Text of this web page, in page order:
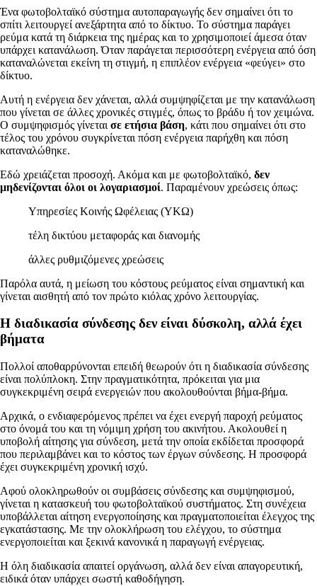
Ένα φωτοβολταϊκό σύστημα αυτοπαραγωγής δεν σημαίνει ότι το
σπίτι λειτουργεί ανεξάρτητα από το δίκτυο. Το σύστημα παράγει
ρεύμα κατά τη διάρκεια της ημέρας και το χρησιμοποιεί άμεσα όταν
υπάρχει κατανάλωση. Όταν παράγεται περισσότερη ενέργεια από όση
καταναλώνεται εκείνη τη στιγμή, η επιπλέον ενέργεια «φεύγει» στο
δίκτυο.
Αυτή η ενέργεια δεν χάνεται, αλλά συμψηφίζεται με την κατανάλωση
που γίνεται σε άλλες χρονικές στιγμές, όπως το βράδυ ή τον χειμώνα.
Ο συμψηφισμός γίνεται σε ετήσια βάση, κάτι που σημαίνει ότι στο
τέλος του χρόνου συγκρίνεται πόση ενέργεια παρήχθη και πόση
καταναλώθηκε.
Εδώ χρειάζεται προσοχή. Ακόμα και με φωτοβολταϊκό, δεν
μηδενίζονται όλοι οι λογαριασμοί. Παραμένουν χρεώσεις όπως:
Υπηρεσίες Κοινής Ωφέλειας (ΥΚΩ)
τέλη δικτύου μεταφοράς και διανομής
άλλες ρυθμιζόμενες χρεώσεις
Παρόλα αυτά, η μείωση του κόστους ρεύματος είναι σημαντική και
γίνεται αισθητή από τον πρώτο κιόλας χρόνο λειτουργίας.
Η διαδικασία σύνδεσης δεν είναι δύσκολη, αλλά έχει
βήματα
Πολλοί αποθαρρύνονται επειδή θεωρούν ότι η διαδικασία σύνδεσης
είναι πολύπλοκη. Στην πραγματικότητα, πρόκειται για μια
συγκεκριμένη σειρά ενεργειών που ακολουθούνται βήμα-βήμα.
Αρχικά, ο ενδιαφερόμενος πρέπει να έχει ενεργή παροχή ρεύματος
στο όνομά του και τη νόμιμη χρήση του ακινήτου. Ακολουθεί η
υποβολή αίτησης για σύνδεση, μετά την οποία εκδίδεται προσφορά
που περιλαμβάνει και το κόστος των έργων σύνδεσης. Η προσφορά
έχει συγκεκριμένη χρονική ισχύ.
Αφού ολοκληρωθούν οι συμβάσεις σύνδεσης και συμψηφισμού,
γίνεται η κατασκευή του φωτοβολταϊκού συστήματος. Στη συνέχεια
υποβάλλεται αίτηση ενεργοποίησης και πραγματοποιείται έλεγχος της
εγκατάστασης. Με την ολοκλήρωση του ελέγχου, το σύστημα
ενεργοποιείται και ξεκινά κανονικά η παραγωγή ενέργειας.
Η όλη διαδικασία απαιτεί οργάνωση, αλλά δεν είναι απαγορευτική,
ειδικά όταν υπάρχει σωστή καθοδήγηση.